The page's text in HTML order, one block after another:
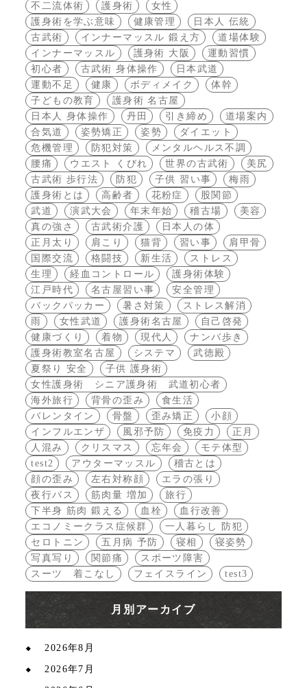
不二流体術 護身術
女性
護身術を学ぶ意味
健康管理
日本人 伝統
古武術
インナーマッスル 鍛え方
道場体験
インナーマッスル
護身術 大阪
運動習慣
初心者
古武術 身体操作
日本武道
運動不足
健康 ボディメイク
体幹
子どもの教育
護身術 名古屋
日本人 身体操作
丹田 引き締め
道場案内
合気道
姿勢矯正 姿勢
ダイエット
危機管理
防犯対策
メンタルヘルス不調
腰痛
ウエスト くびれ 世界の古武術
美尻
古武術 歩行法
防犯 子供 習い事
梅雨
護身術とは
高齢者 花粉症
股関節
武道
演武大会 年末年始 稽古場
美容
真の強さ
古武術介護
日本人の体
正月太り
肩こり 猫背 習い事
肩甲骨
国際交流
格闘技 新生活
ストレス
生理
経血コントロール
護身術体験
江戸時代
名古屋習い事
安全管理
バックパッカー
暑さ対策
ストレス解消
雨
女性武道 護身術名古屋
自己啓発
健康づくり
着物 現代人
ナンバ歩き
護身術教室名古屋
システマ
武徳殿
夏祭り 安全
子供 護身術
女性護身術 シニア護身術 武道初心者
海外旅行
背骨の歪み
食生活
バレンタイン
骨盤 歪み矯正
小顔
インフルエンザ
風邪予防 免疫力
正月
人混み
クリスマス 忘年会
モテ体型
test2
アウターマッスル
稽古とは
顔の歪み
左右対称顔
エラの張り
夜行バス
筋肉量 増加
旅行
下半身 筋肉 鍛える
血栓
血行改善
エコノミークラス症候群
一人暮らし 防犯
セロトニン
五月病 予防 寝相
寝姿勢
写真写り
関節痛
スポーツ障害
スーツ 着こなし
フェイスライン test3
月別アーカイブ
2026年8月
2026年7月